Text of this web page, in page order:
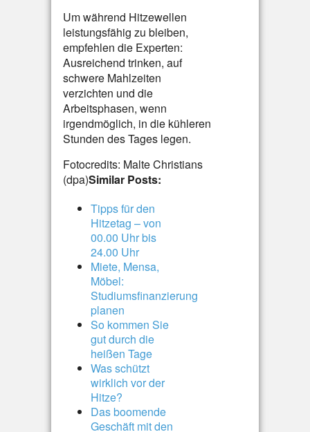
Um während Hitzewellen
leistungsfähig zu bleiben,
empfehlen die Experten:
Ausreichend trinken, auf
schwere Mahlzeiten
verzichten und die
Arbeitsphasen, wenn
irgendmöglich, in die kühleren
Stunden des Tages legen.
Fotocredits: Malte Christians
(dpa)Similar Posts:
Tipps für den
Hitzetag – von
00.00 Uhr bis
24.00 Uhr
Miete, Mensa,
Möbel:
Studiumsfinanzierung
planen
So kommen Sie
gut durch die
heißen Tage
Was schützt
wirklich vor der
Hitze?
Das boomende
Geschäft mit den